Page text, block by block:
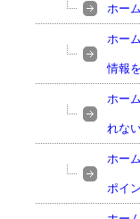
ホー
ホー
情報
ホー
れな
ホー
ポイ